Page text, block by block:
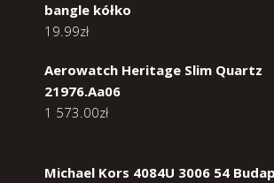
bangle kółko
19.99zł
Aerowatch Heritage Slim Quartz
21976.Aa06
1 573.00zł
Michael Kors 4084U 3006 54